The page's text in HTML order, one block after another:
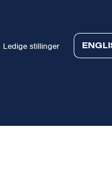
Ledige stillinger